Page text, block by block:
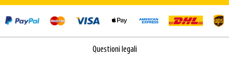
Questioni legali